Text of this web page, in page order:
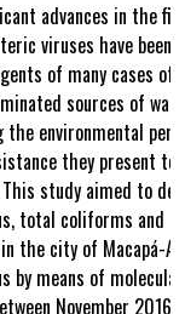
advances in the
viruses have been
of many cases of
sources of
the environmental
they present to
study aimed to
total coliforms and
the city of Macapá-
by means of
November 2016